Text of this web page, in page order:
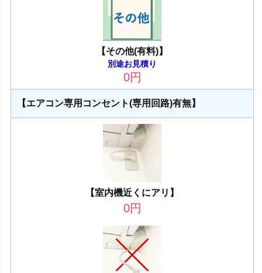
【その他(有料)】
別途お見積り
0円
【エアコン専用コンセント(専用回路)有無】
【室内機近くにアリ】
0円